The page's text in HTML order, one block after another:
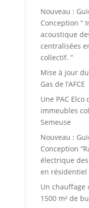
Nouveau :
Conception “
acoustique
centralisées
collectif. ”
Mise à jour
Gas de l’AFCE
Une PAC Elco
immeubles
Semeuse
Nouveau :
Conception
électrique des
en résidentiel
Un chauffage
1500 m² de